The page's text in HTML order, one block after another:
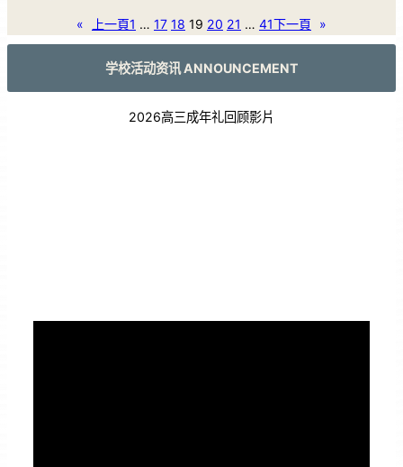
« 上一頁1 … 17 18 19 20 21 … 41下一頁 »
学校活动资讯 ANNOUNCEMENT
2026高三成年礼回顾影片